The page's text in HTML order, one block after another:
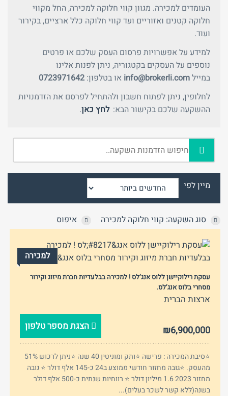
שכחת
סיסמה?
זכור אותי
לא רשום לאתר? ★ הירשם כאן! ★
טלפון
חזור לאתרהתחבר
העומדים למכירה. מגוון קווי חלוקה למכירה, החל מקווי
חלוקה קטנים ואזוריים ועד קווי חלוקה כלל ארציים, בקירור
ועוד.
למידע על אפשרויות פרסום העסק שלכם או פרטים
נוספים על העסקים בקטגוריה, ניתן לפנות אלינו
במייל
או בטלפון: 0723971642
לחלופין, ניתן לפתוח חשבון ולהתחיל לפרסם את הזדמנויות
ההשקעה שלכם בקישור הבא: לחץ כאן.
מיין לפי
סוג השקעה: קווי חלוקה למכירה איפוס
למכירה
עסקת רילוקיישן ללוס אנג’לס ! למכירה בבלעדיות חברת מיזוג וקירור
מסחרי בלוס אנג’לס.
ארצות הברית
₪6,900,000 הצגת מספר טלפון
⭐סיבת המכירה : פרישה ⭐⁠ותק ומוניטין 40 שנה ⭐ניתן לרכוש 51%
מהעסק. ⭐גובה מחזור חודשי ממוצע ב24 כ-145 אלף דולר ⭐ ⁠גובה
מחזור 2023 1.6 מיליון דולר ⁠⭐ רווחיות שנתית כ-500 אלף דולר
בשנה(ללא קשר לשכר בעלים)...